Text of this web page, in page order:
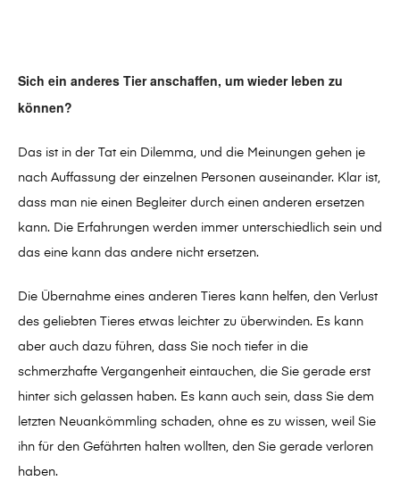
Sich ein anderes Tier anschaffen, um wieder leben zu
können?
Das ist in der Tat ein Dilemma, und die Meinungen gehen je
nach Auffassung der einzelnen Personen auseinander. Klar ist,
dass man nie einen Begleiter durch einen anderen ersetzen
kann. Die Erfahrungen werden immer unterschiedlich sein und
das eine kann das andere nicht ersetzen.
Die Übernahme eines anderen Tieres kann helfen, den Verlust
des geliebten Tieres etwas leichter zu überwinden. Es kann
aber auch dazu führen, dass Sie noch tiefer in die
schmerzhafte Vergangenheit eintauchen, die Sie gerade erst
hinter sich gelassen haben. Es kann auch sein, dass Sie dem
letzten Neuankömmling schaden, ohne es zu wissen, weil Sie
ihn für den Gefährten halten wollten, den Sie gerade verloren
haben.